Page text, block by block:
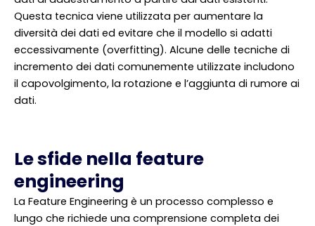
Questa tecnica viene utilizzata per aumentare la
diversità dei dati ed evitare che il modello si adatti
eccessivamente (overfitting). Alcune delle tecniche di
incremento dei dati comunemente utilizzate includono
il capovolgimento, la rotazione e l’aggiunta di rumore ai
dati.
Le sfide nella feature
engineering
La Feature Engineering è un processo complesso e
lungo che richiede una comprensione completa dei